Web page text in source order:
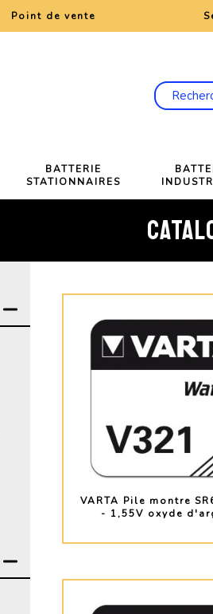
Point de vente
BATTERIE
STATIONNAIRES
VARTA Pile montre
- 1,55V oxyde